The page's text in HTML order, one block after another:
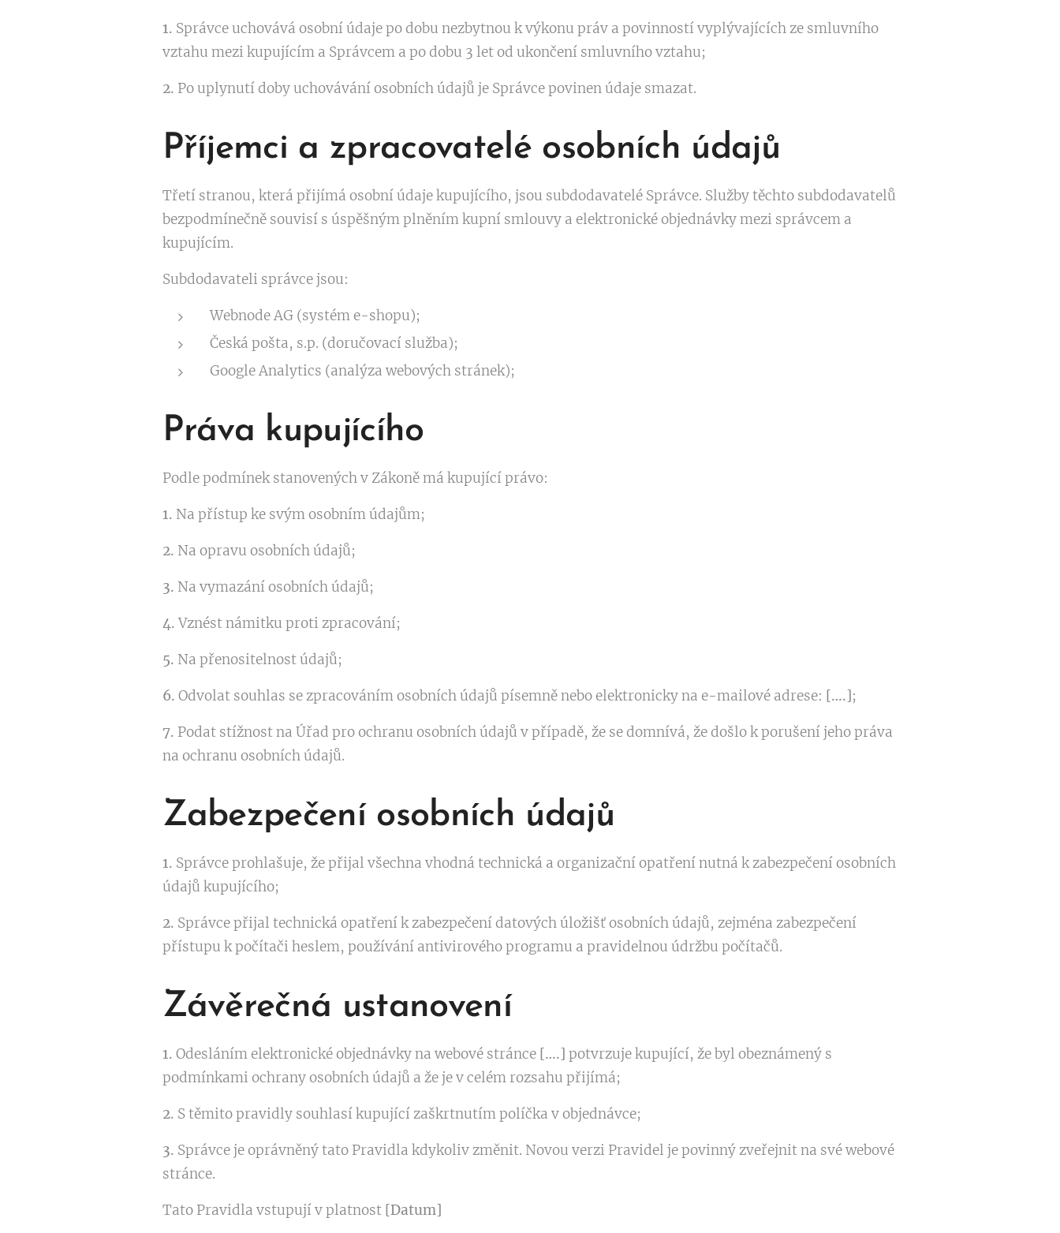
1. Správce uchovává osobní údaje po dobu nezbytnou k výkonu práv a povinností vyplývajících ze smluvního
vztahu mezi kupujícím a Správcem a po dobu 3 let od ukončení smluvního vztahu;
2. Po uplynutí doby uchovávání osobních údajů je Správce povinen údaje smazat.
Příjemci a zpracovatelé osobních údajů
Třetí stranou, která přijímá osobní údaje kupujícího, jsou subdodavatelé Správce. Služby těchto subdodavatelů
bezpodmínečně souvisí s úspěšným plněním kupní smlouvy a elektronické objednávky mezi správcem a
kupujícím.
Subdodavateli správce jsou:
Webnode AG (systém e-shopu);
Česká pošta, s.p. (doručovací služba);
Google Analytics (analýza webových stránek);
Práva kupujícího
Podle podmínek stanovených v Zákoně má kupující právo:
1. Na přístup ke svým osobním údajům;
2. Na opravu osobních údajů;
3. Na vymazání osobních údajů;
4.Vznést námitku proti zpracování;
5. Na přenositelnost údajů;
6. Odvolat souhlas se zpracováním osobních údajů písemně nebo elektronicky na e-mailové adrese: [….];
7. Podat stížnost na Úřad pro ochranu osobních údajů v případě, že se domnívá, že došlo k porušení jeho práva
na ochranu osobních údajů.
Zabezpečení osobních údajů
1. Správce prohlašuje, že přijal všechna vhodná technická a organizační opatření nutná k zabezpečení osobních
údajů kupujícího;
2. Správce přijal technická opatření k zabezpečení datových úložišť osobních údajů, zejména zabezpečení
přístupu k počítači heslem, používání antivirového programu a pravidelnou údržbu počítačů.
Závěrečná ustanovení
1. Odesláním elektronické objednávky na webové stránce [….] potvrzuje kupující, že byl obeznámený s
podmínkami ochrany osobních údajů a že je v celém rozsahu přijímá;
2. S těmito pravidly souhlasí kupující zaškrtnutím políčka v objednávce;
3. Správce je oprávněný tato Pravidla kdykoliv změnit. Novou verzi Pravidel je povinný zveřejnit na své webové
stránce.
Tato Pravidla vstupují v platnost [Datum]